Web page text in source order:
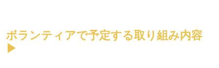
ボランティアで予定する取り組み内容
▶︎